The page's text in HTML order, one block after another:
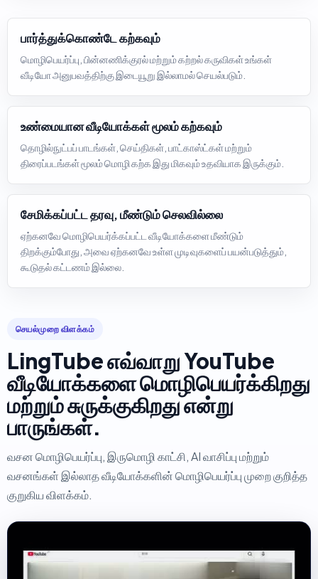
பார்த்துக்கொண்டே கற்கவும்
மொழிபெயர்ப்பு, பின்னணிக்குரல் மற்றும் கற்றல் கருவிகள் உங்கள்
வீடியோ அனுபவத்திற்கு இடையூறு இல்லாமல் செயல்படும்.
உண்மையான வீடியோக்கள் மூலம் கற்கவும்
தொழில்நுட்பப் பாடங்கள், செய்திகள், பாட்காஸ்ட்கள் மற்றும்
திரைப்படங்கள் மூலம் மொழி கற்க இது மிகவும் உதவியாக இருக்கும்.
சேமிக்கப்பட்ட தரவு, மீண்டும் செலவில்லை
ஏற்கனவே மொழிபெயர்க்கப்பட்ட வீடியோக்களை மீண்டும்
திறக்கும்போது, அவை ஏற்கனவே உள்ள முடிவுகளைப் பயன்படுத்தும்,
கூடுதல் கட்டணம் இல்லை.
செயல்முறை விளக்கம்
LingTube எவ்வாறு YouTube
வீடியோக்களை மொழிபெயர்க்கிறது
மற்றும் சுருக்குகிறது என்று
பாருங்கள்.
வசன மொழிபெயர்ப்பு, இருமொழி காட்சி, AI வாசிப்பு மற்றும்
வசனங்கள் இல்லாத வீடியோக்களின் மொழிபெயர்ப்பு முறை குறித்த
குறுகிய விளக்கம்.